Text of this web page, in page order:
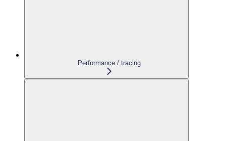
Performance / tracing